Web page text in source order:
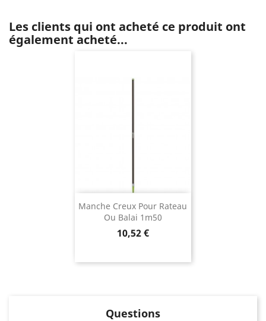
Les clients qui ont acheté ce produit ont
également acheté...
Manche Creux Pour Rateau
Ou Balai 1m50
Prix
10,52 €
Questions